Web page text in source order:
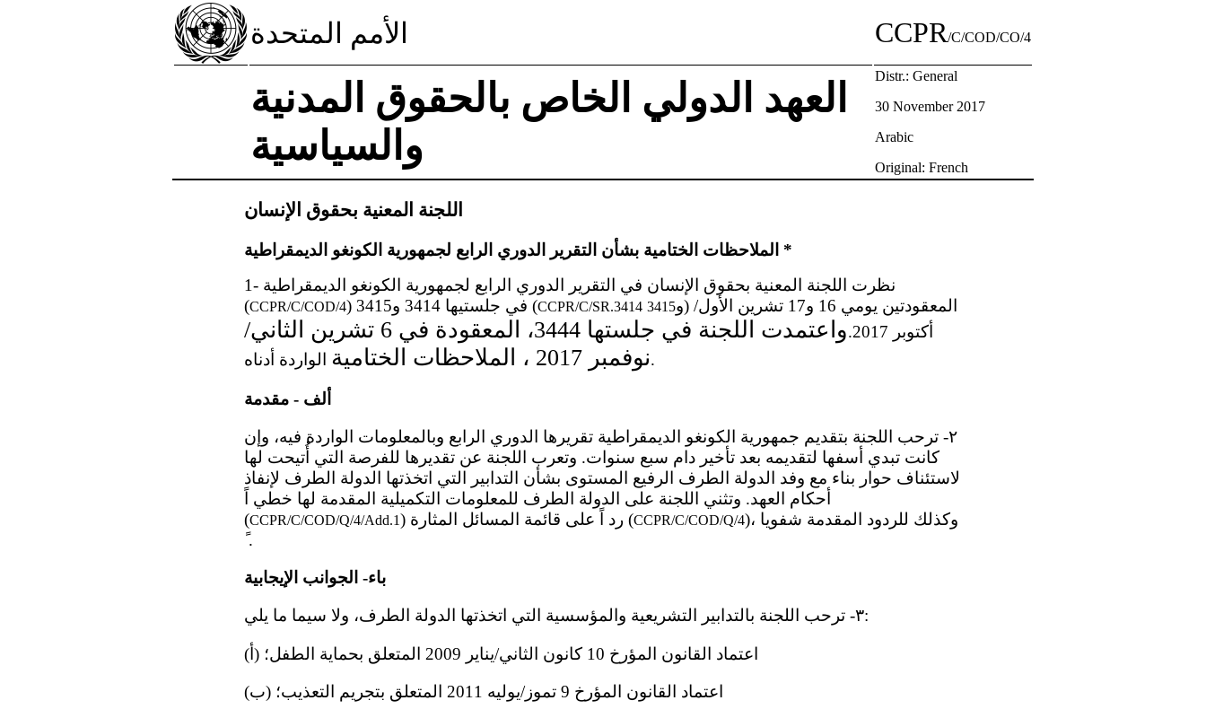
الأمم المتحدة CCPR/C/COD/CO/4
العهد الدولي الخاص بالحقوق المدنية
والسياسية
Distr.: General
30 November 2017
Arabic
Original: French
اللجنة المعنية بحقوق الإنسان
الملاحظات الختامية بشأن التقرير الدوري الرابع لجمهورية الكونغو الديمقراطية *
1- نظرت اللجنة المعنية بحقوق الإنسان في التقرير الدوري الرابع لجمهورية الكونغو الديمقراطية
(CCPR/C/COD/4 ) في جلستيها 3414 و3415 (CCPR/C/SR.3414 و3415 ) المعقودتين يومي 16 و17 تشرين الأول/
أكتوبر 2017.
واعتمدت اللجنة في جلستها 3444، المعقودة في 6 تشرين الثاني/
نوفمبر 2017 ، الملاحظات الختاميةالواردة أدناه.
ألف - مقدمة
٢- ترحب اللجنة بتقديم جمهورية الكونغو الديمقراطية تقريرها الدوري الرابع وبالمعلومات الواردة فيه، وإن
كانت تبدي أسفها لتقديمه بعد تأخير دام سبع سنوات. وتعرب اللجنة عن تقديرها للفرصة التي أُتيحت لها
لاستئناف حوار بناء مع وفد الدولة الطرف الرفيع المستوى بشأن التدابير التي اتخذتها الدولة الطرف لإنفاذ
أحكام العهد. وتثني اللجنة على الدولة الطرف للمعلومات التكميلية المقدمة لها خطي اً
(CCPR/C/COD/Q/4/Add.1 ) رد اً على قائمة المسائل المثارة (CCPR/C/COD/Q/4)، وكذلك للردود المقدمة شفويا
ً .
باء- الجوانب الإيجابية
٣- ترحب اللجنة بالتدابير التشريعية والمؤسسية التي اتخذتها الدولة الطرف، ولا سيما ما يلي: ‬
(أ) اعتماد القانون المؤرخ 10 كانون الثاني/يناير 2009 المتعلق بحماية الطفل؛
(ب) اعتماد القانون المؤرخ 9 تموز/يوليه 2011 المتعلق بتجريم التعذيب؛